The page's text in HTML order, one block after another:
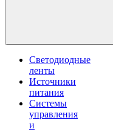
Светодиодные
ленты
Источники
питания
Системы
управления
и